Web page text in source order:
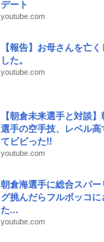
デート
youtube.com
【報告】お母さんを亡く
した。
youtube.com
【朝倉未来選手と対談】
選手の空手技、レベル高
てビビった!!
youtube.com
朝倉海選手に総合スパー
グ挑んだらフルボッコに
た...
youtube.com